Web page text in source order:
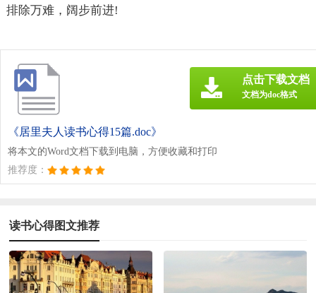
排除万难，阔步前进!
《居里夫人读书心得15篇.doc》
将本文的Word文档下载到电脑，方便收藏和打印
推荐度：
点击下载文档
文档为doc格式
读书心得图文推荐